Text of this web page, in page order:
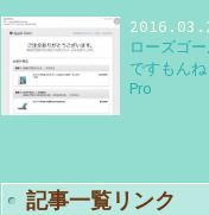
ローズゴ
ですもん
Pro
記事一覧リンク